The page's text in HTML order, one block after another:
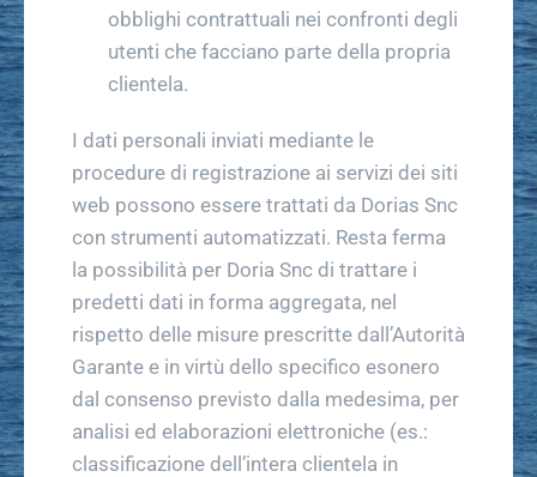
obblighi contrattuali nei confronti degli
utenti che facciano parte della propria
clientela.
I dati personali inviati mediante le
procedure di registrazione ai servizi dei siti
web possono essere trattati da Dorias Snc
con strumenti automatizzati. Resta ferma
la possibilità per Doria Snc di trattare i
predetti dati in forma aggregata, nel
rispetto delle misure prescritte dall’Autorità
Garante e in virtù dello specifico esonero
dal consenso previsto dalla medesima, per
analisi ed elaborazioni elettroniche (es.:
classificazione dell’intera clientela in